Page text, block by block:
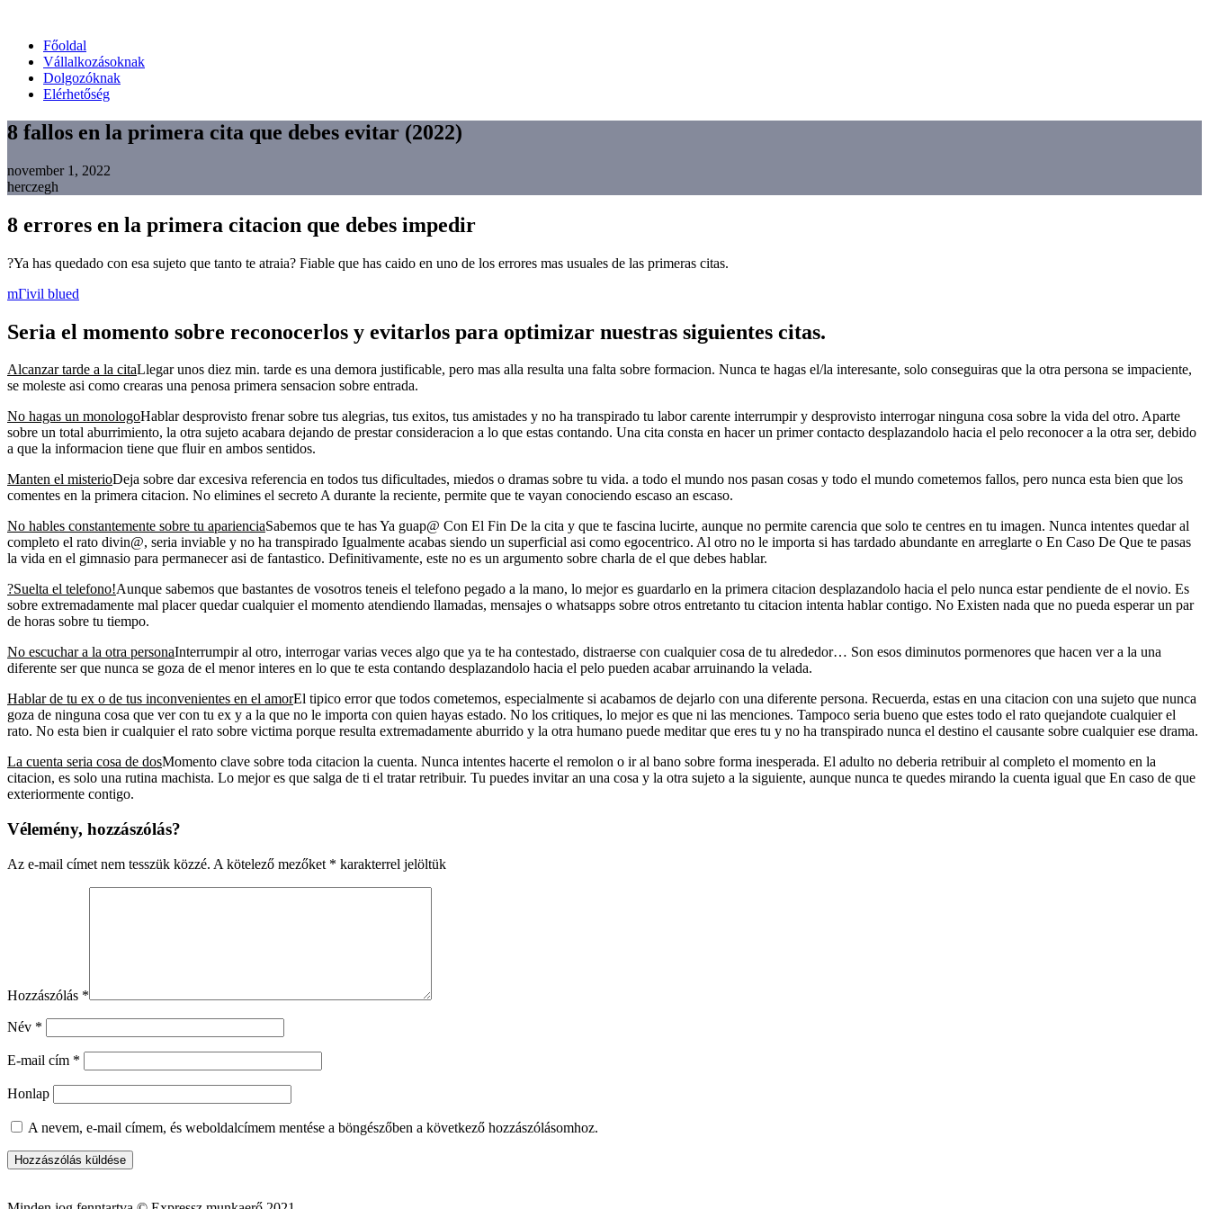
Főoldal
Vállalkozásoknak
Dolgozóknak
Elérhetőség
8 fallos en la primera cita que debes evitar (2022)
november 1, 2022
herczegh
8 errores en la primera citacion que debes impedir
?Ya has quedado con esa sujeto que tanto te atraia? Fiable que has caido en uno de los errores mas usuales de las primeras citas.
mГіvil blued
Seri­a el momento sobre reconocerlos y evitarlos para optimizar nuestras siguientes citas.
Alcanzar tarde a la citaLlegar unos diez min. tarde es una demora justificable, pero mas alla resulta una falta sobre formacion. Nunca te hagas el/la interesante, solo conseguiras que la otra persona se impaciente,
se moleste asi­ como crearas una penosa primera sensacion sobre entrada.
No hagas un monologoHablar desprovisto frenar sobre tus alegrias, tus exitos, tus amistades y no ha transpirado tu labor carente interrumpir y desprovisto interrogar ninguna cosa sobre la vida del otro. Aparte
sobre un total aburrimiento, la otra sujeto acabara dejando de prestar consideracion a lo que estas contando. Una cita consta en hacer un primer contacto desplazandolo hacia el pelo reconocer a la otra ser, debido
a que la informacion tiene que fluir en ambos sentidos.
Manten el misterioDeja sobre dar excesiva referencia en todos tus dificultades, miedos o dramas sobre tu vida. a todo el mundo nos pasan cosas y todo el mundo cometemos fallos, pero nunca esta bien que los
comentes en la primera citacion. No elimines el secreto A durante la reciente, permite que te vayan conociendo escaso an escaso.
No hables constantemente sobre tu aparienciaSabemos que te has Ya guap@ Con El Fin De la cita y que te fascina lucirte, aunque no permite carencia que solo te centres en tu imagen. Nunca intentes quedar al
completo el rato divin@, seri­a inviable y no ha transpirado Igualmente acabas siendo un superficial asi­ como egocentrico. Al otro no le importa si has tardado abundante en arreglarte o En Caso De Que te pasas
la vida en el gimnasio para permanecer asi de fantastico. Definitivamente, este no es un argumento sobre charla de el que debes hablar.
?Suelta el telefono!Aunque sabemos que bastantes de vosotros teneis el telefono pegado a la mano, lo mejor es guardarlo en la primera citacion desplazandolo hacia el pelo nunca estar pendiente de el novio. Es
sobre extremadamente mal placer quedar cualquier el momento atendiendo llamadas, mensajes o whatsapps sobre otros entretanto tu citacion intenta hablar contigo. No Existen nada que no pueda esperar un par
de horas sobre tu tiempo.
No escuchar a la otra personaInterrumpir al otro, interrogar varias veces algo que ya te ha contestado, distraerse con cualquier cosa de tu alrededor… Son esos diminutos pormenores que hacen ver a la una
diferente ser que nunca se goza de el menor interes en lo que te esta contando desplazandolo hacia el pelo pueden acabar arruinando la velada.
Hablar de tu ex o de tus inconvenientes en el amorEl tipico error que todos cometemos, especialmente si acabamos de dejarlo con una diferente persona. Recuerda, estas en una citacion con una sujeto que nunca
goza de ninguna cosa que ver con tu ex y a la que no le importa con quien hayas estado. No los critiques, lo mejor es que ni las menciones. Tampoco seri­a bueno que estes todo el rato quejandote cualquier el
rato. No esta bien ir cualquier el rato sobre victima porque resulta extremadamente aburrido y la otra humano puede meditar que eres tu y no ha transpirado nunca el destino el causante sobre cualquier ese drama.
La cuenta seri­a cosa de dosMomento clave sobre toda citacion la cuenta. Nunca intentes hacerte el remolon o ir al bano sobre forma inesperada. El adulto no deberia retribuir al completo el momento en la
citacion, es solo una rutina machista. Lo mejor es que salga de ti el tratar retribuir. Tu puedes invitar an una cosa y la otra sujeto a la siguiente, aunque nunca te quedes mirando la cuenta igual que En caso de que
exteriormente contigo.
Vélemény, hozzászólás?
Az e-mail címet nem tesszük közzé. A kötelező mezőket * karakterrel jelöltük
Hozzászólás *
Név *
E-mail cím *
Honlap
A nevem, e-mail címem, és weboldalcímem mentése a böngészőben a következő hozzászólásomhoz.